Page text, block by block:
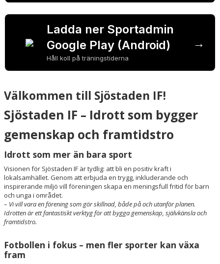
Ladda ner Sportadmin
Google Play (Android)
Håll koll på träningstiderna
→
Välkommen till Sjöstaden IF!
Sjöstaden IF – Idrott som bygger
gemenskap och framtidstro
Idrott som mer än bara sport
Visionen för Sjöstaden IF är tydlig: att bli en positiv kraft i
lokalsamhället. Genom att erbjuda en trygg, inkluderande och
inspirerande miljö vill föreningen skapa en meningsfull fritid för barn
och unga i området.
– Vi vill vara en förening som gör skillnad, både på och utanför planen.
Idrotten är ett fantastiskt verktyg för att bygga gemenskap, självkänsla och
framtidstro.
Fotbollen i fokus – men fler sporter kan växa
fram